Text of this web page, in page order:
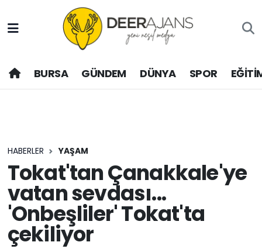
BURSA GÜNDEM DÜNYA SPOR
HABERLER YAŞAM
Tokat'tan Çanakkale'ye
vatan sevdası...
'Onbeşliler' Tokat'ta
çekiliyor
Hava Durumu
Trafik Durumu
Son Dakika Haberleri
Haber Arşivi